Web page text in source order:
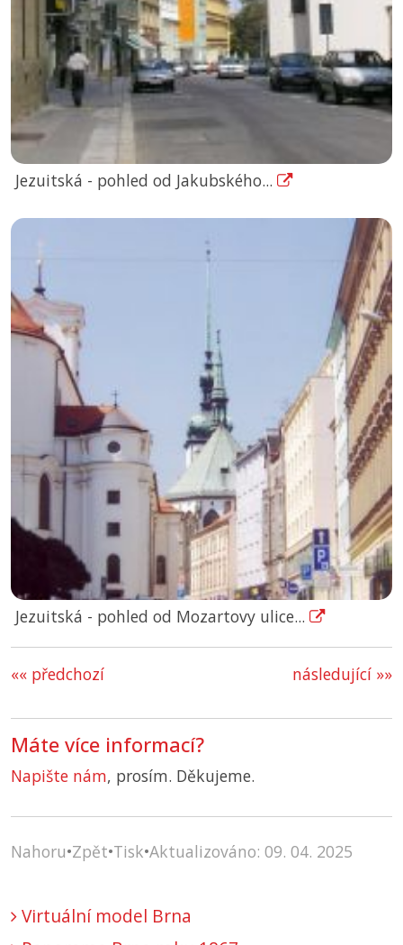
Jezuitská - pohled od Jakubského...
Jezuitská - pohled od Mozartovy ulice...
«« předchozí následující »»
Máte více informací?
Napište nám, prosím. Děkujeme.
Nahoru•Zpět•Tisk•Aktualizováno: 09. 04. 2025
Virtuální model Brna